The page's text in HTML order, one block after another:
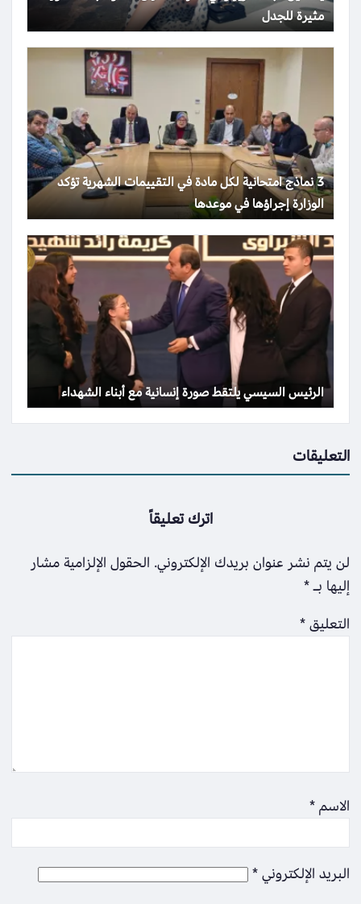
مثيرة للجدل
3 نماذج امتحانية لكل مادة في التقييمات الشهرية تؤكد
الوزارة إجراؤها في موعدها
الرئيس السيسي يلتقط صورة إنسانية مع أبناء الشهداء
التعليقات
اترك تعليقاً
لن يتم نشر عنوان بريدك الإلكتروني. الحقول الإلزامية مشار
إليها بـ*
التعليق*
الاسم*
البريد الإلكتروني*